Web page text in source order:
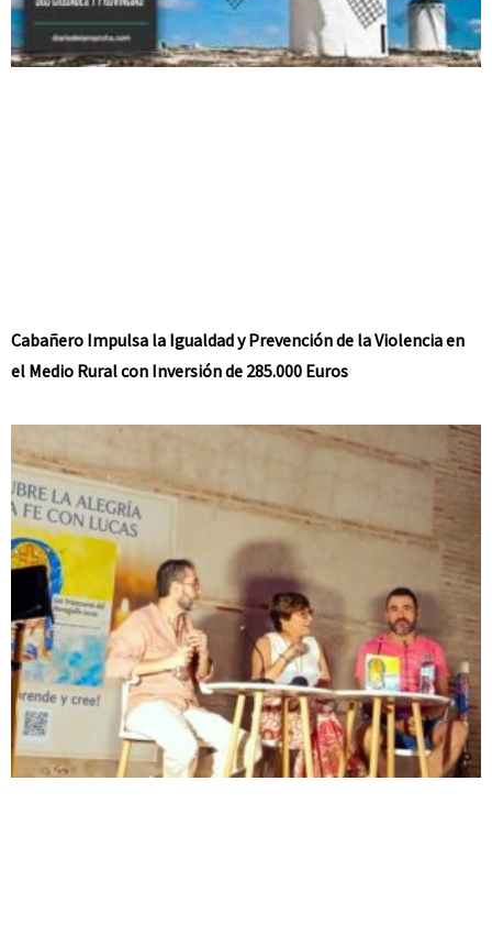
Cabañero Impulsa la Igualdad y Prevención de la Violencia en
el Medio Rural con Inversión de 285.000 Euros